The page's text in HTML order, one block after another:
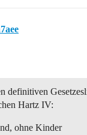
definitiven
Hartz IV:
ohne Kinder